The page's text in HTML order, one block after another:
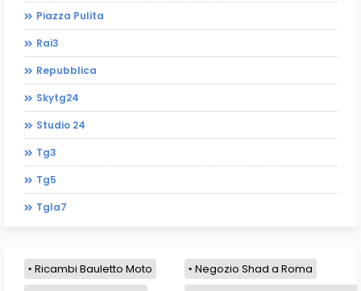
Piazza Pulita
Rai3
Repubblica
Skytg24
Studio 24
Tg3
Tg5
Tgla7
Ricambi Bauletto Moto
Negozio Shad a Roma